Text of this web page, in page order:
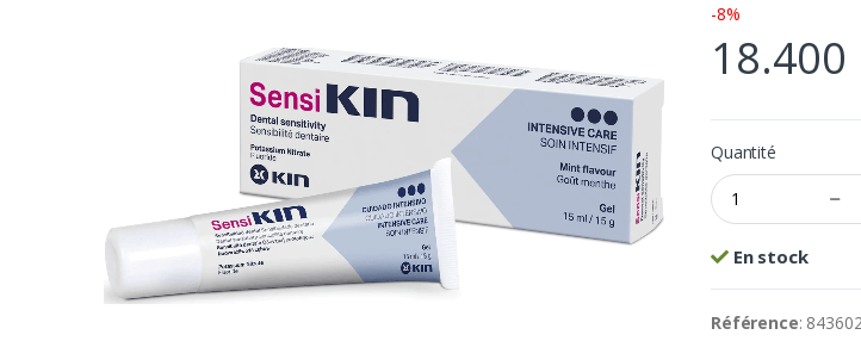
-8%
18.400
Quantité
En stock
Référence: